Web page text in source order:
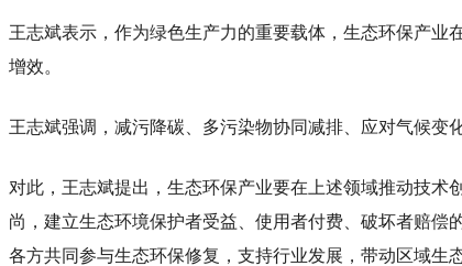
王志斌表示，作为绿色生产力的重要载体，生态环保产
增效。
王志斌强调，减污降碳、多污染物协同减排、应对气候变
对此，王志斌提出，生态环保产业要在上述领域推动技
尚，建立生态环境保护者受益、使用者付费、破坏者赔
各方共同参与生态环保修复，支持行业发展，带动区域